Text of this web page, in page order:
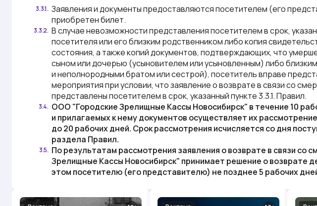
3.3.1. Заявления и документы предоставляются посетителем (его
приобретен билет.
3.3.2. В случае невозможности представления посетителем в срок,
посетителя или его близким родственником либо копия
состояния, а также копий документов, подтверждающих, что
сыном или дочерью (усыновителем или усыновленным) либо
и неполнородными братом или сестрой), посетитель вправе
мероприятия при условии, что заявление о возврате в связи со
представлены посетителем в срок, указанный пункте 3.3.1.Правил.
3.4. ООО "Городские Зрелищные Кассы Новосибирск" в течение 10
и прилагаемых к нему документов осуществляет их
до 20 рабочих дней. Срок рассмотрения исчисляется со дня
раздела Правил.
3.5. По результатам рассмотрения заявления о возврате в связи со
Зрелищные Кассы Новосибирск" принимает решение о возврате
этом посетителю (его представителю) не позднее 5 рабочих